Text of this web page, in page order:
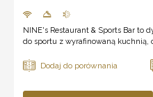
NINE's Restaurant & Sports Bar to
do sportu z wyrafinowaną kuchnią,